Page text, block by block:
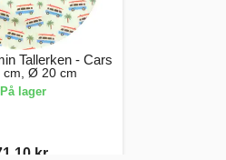
Tallerken - Cars
cm, Ø 20 cm
På lager
kr.